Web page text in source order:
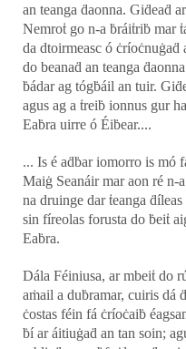
an teanga ḋaonna. Giḋeaḋ
Nemroṫ go n-a ḃráiṫriḃ mar
da dtoirmeasc ó ċríoċnuġaḋ
do beanaḋ an teanga
ḃádar ag tógḃáil an tuir.
agus ag a ṫreiḃ ionnus gur
Eaḃra uirre ó Éiḃear....
... Is é aḋḃar iomorro is mó
Maiġ Seanáir mar aon ré n-
na druinge dar ṫeanga
sin fíreolas forusta do ḃeiṫ
Eaḃra.
Dála Féiniusa, ar mbeiṫ do
aṁail a duḃramar, cuiris dá
ċostas féin fá ċríoċaiḃ
ḃí ar áitiuġaḋ an tan soin;